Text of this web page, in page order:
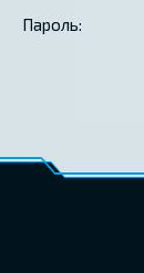
Пароль: